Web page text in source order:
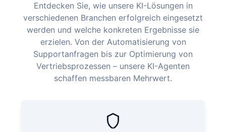
Entdecken Sie, wie unsere KI-Lösungen in
verschiedenen Branchen erfolgreich eingesetzt
werden und welche konkreten Ergebnisse sie
erzielen. Von der Automatisierung von
Supportanfragen bis zur Optimierung von
Vertriebsprozessen – unsere KI-Agenten
schaffen messbaren Mehrwert.